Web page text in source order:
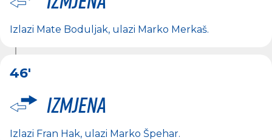
Izlazi Mate Boduljak, ulazi Marko Merkaš.
46'
Izmjena
Izlazi Fran Hak, ulazi Marko Špehar.